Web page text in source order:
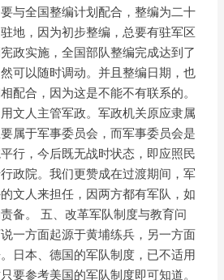
与全国整编计划配合，整编为二十
地，因为初步整编，总要有驻军区
政实施，全国部队整编完成达到了
可以随时调动。并且整编日期，也
配合，因为这是不能不有联系的。
文人主管军政。军政机关原应隶属
属于军事委员会，而军事委员会是
行，今后既无战时状态，即应照民
政院。我们更赞成在过渡期间，军
文人来担任，因两方都有军队，如
备。 五、改革军队制度与教育问
一方面起源于黄埔练兵，另一方面
日本、德国的军队制度，已不适用
要参考美国的军队制度即可知道。